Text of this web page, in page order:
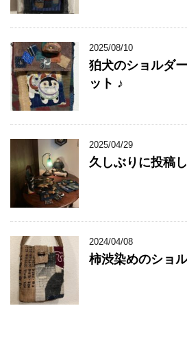
2025/08/10
狛犬のショルダ
ット ♪
2025/04/29
久しぶりに投稿
2024/04/08
柿渋染めのショ